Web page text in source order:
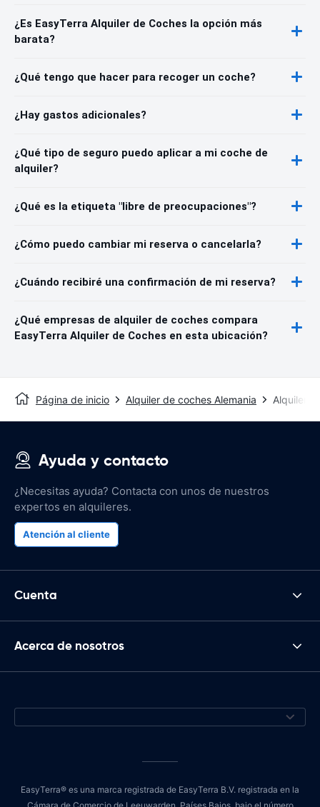
¿Es EasyTerra Alquiler de Coches la opción más
barata?
¿Qué tengo que hacer para recoger un coche?
¿Hay gastos adicionales?
¿Qué tipo de seguro puedo aplicar a mi coche de
alquiler?
¿Qué es la etiqueta "libre de preocupaciones"?
¿Cómo puedo cambiar mi reserva o cancelarla?
¿Cuándo recibiré una confirmación de mi reserva?
¿Qué empresas de alquiler de coches compara
EasyTerra Alquiler de Coches en esta ubicación?
Página de inicio Alquiler de coches Alemania Alquiler
Ayuda y contacto
¿Necesitas ayuda? Contacta con unos de nuestros
expertos en alquileres.
Atención al cliente
Cuenta
Acerca de nosotros
EasyTerra® es una marca registrada de EasyTerra B.V. registrada en la